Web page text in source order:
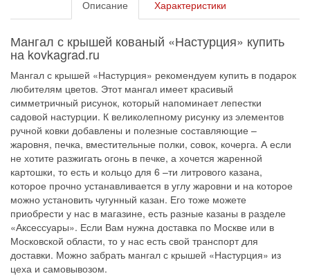
Описание Характеристики
Мангал с крышей кованый «Настурция» купить
на kovkagrad.ru
Мангал с крышей «Настурция» рекомендуем купить в подарок
любителям цветов. Этот мангал имеет красивый
симметричный рисунок, который напоминает лепестки
садовой настурции. К великолепному рисунку из элементов
ручной ковки добавлены и полезные составляющие –
жаровня, печка, вместительные полки, совок, кочерга. А если
не хотите разжигать огонь в печке, а хочется жаренной
картошки, то есть и кольцо для 6 –ти литрового казана,
которое прочно устанавливается в углу жаровни и на которое
можно установить чугунный казан. Его тоже можете
приобрести у нас в магазине, есть разные казаны в разделе
«Аксессуары». Если Вам нужна доставка по Москве или в
Московской области, то у нас есть свой транспорт для
доставки. Можно забрать мангал с крышей «Настурция» из
цеха и самовывозом.